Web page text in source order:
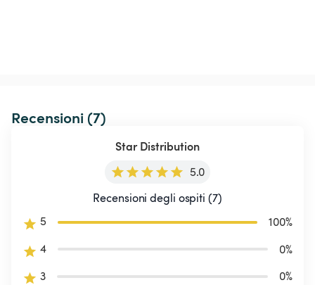
Recensioni (7)
Star Distribution
5.0
Recensioni degli ospiti (7)
5
100%
4
0%
3
0%